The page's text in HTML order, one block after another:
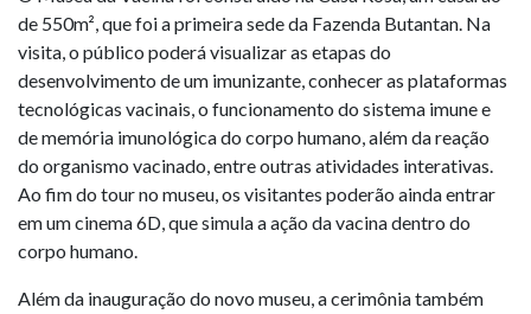
de 550m², que foi a primeira sede da Fazenda Butantan. Na
visita, o público poderá visualizar as etapas do
desenvolvimento de um imunizante, conhecer as plataformas
tecnológicas vacinais, o funcionamento do sistema imune e
de memória imunológica do corpo humano, além da reação
do organismo vacinado, entre outras atividades interativas.
Ao fim do tour no museu, os visitantes poderão ainda entrar
em um cinema 6D, que simula a ação da vacina dentro do
corpo humano.
Além da inauguração do novo museu, a cerimônia também